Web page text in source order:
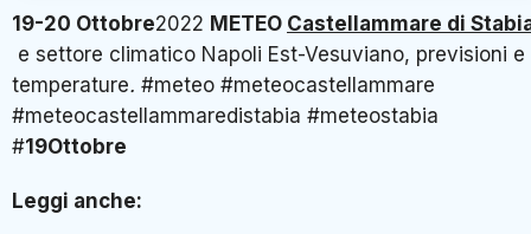
19-20 Ottobre2022 METEO Castellammare di
e settore climatico Napoli Est-Vesuviano, previsioni e
temperature. #meteo #meteocastellammare
#meteocastellammaredistabia #meteostabia
#19Ottobre
Leggi anche: